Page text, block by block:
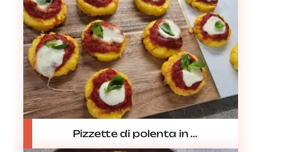
Pizzette di polenta in ...